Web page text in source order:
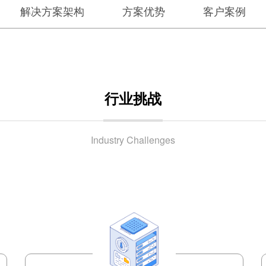
解决方案架构 方案优势 客户案例
行业挑战
Industry Challenges